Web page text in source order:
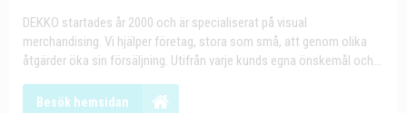
DEKKO startades år 2000 och är specialiserat på visual
merchandising. Vi hjälper företag, stora som små, att genom olika
åtgärder öka sin försäljning. Utifrån varje kunds egna önskemål och...
Besök hemsidan